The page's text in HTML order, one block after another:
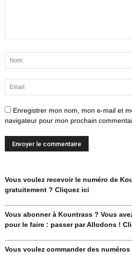
Enregistrer mon nom, mon e-mail et
navigateur pour mon prochain
Vous voulez recevoir le numéro de
gratuitement ? Cliquez ici
Vous abonner à Kountrass ? Vous
pour le faire : passer par Allodons !
Vous voulez commander des